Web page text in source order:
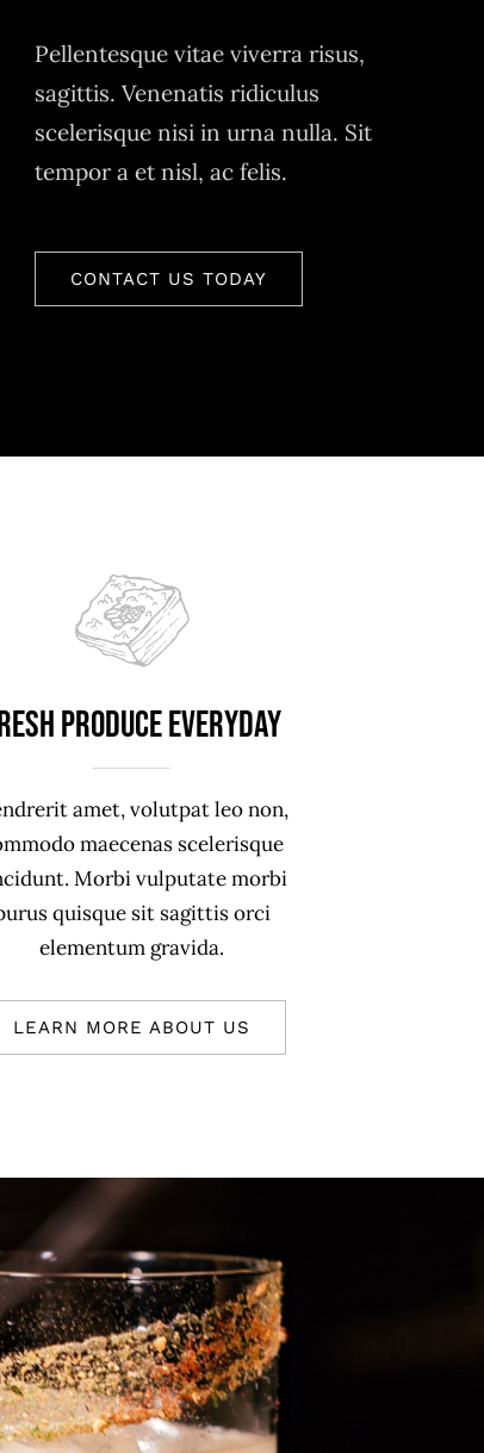
Pellentesque vitae viverra risus,
sagittis. Venenatis ridiculus
scelerisque nisi in urna nulla. Sit
tempor a et nisl, ac felis.
CONTACT US TODAY
produce everyday
amet, volutpat leo non,
maecenas scelerisque
Morbi vulputate morbi
quisque sit sagittis orci
elementum gravida.
LEARN MORE ABOUT US